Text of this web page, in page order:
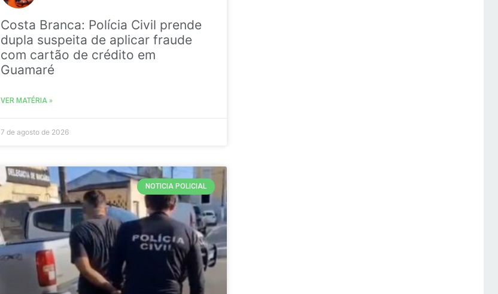
Costa Branca: Polícia Civil prende
dupla suspeita de aplicar fraude
com cartão de crédito em
Guamaré
VER MATÉRIA »
7 de agosto de 2026
NOTICIA POLICIAL